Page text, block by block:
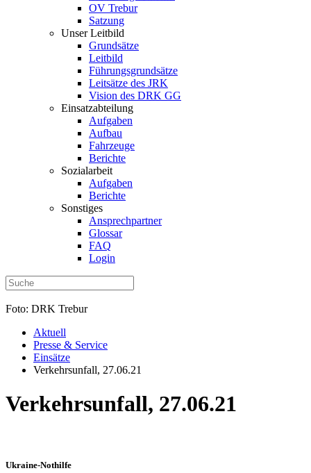
OV Trebur
Satzung
Unser Leitbild
Grundsätze
Leitbild
Führungsgrundsätze
Leitsätze des JRK
Vision des DRK GG
Einsatzabteilung
Aufgaben
Aufbau
Fahrzeuge
Berichte
Sozialarbeit
Aufgaben
Berichte
Sonstiges
Ansprechpartner
Glossar
FAQ
Login
Foto: DRK Trebur
Aktuell
Presse & Service
Einsätze
Verkehrsunfall, 27.06.21
Verkehrsunfall, 27.06.21
Ukraine-Nothilfe